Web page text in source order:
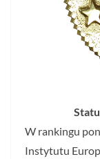
W rankingu
Instytutu